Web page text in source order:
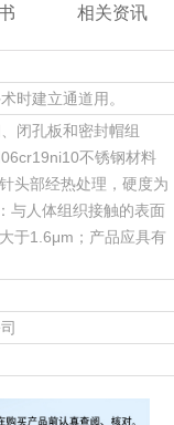
相关资讯
时建立通道用。
闭孔板和密封帽组
不锈钢材料
头部经热处理，硬度为
与人体组织接触的表面
于1.6μm；产品应具有